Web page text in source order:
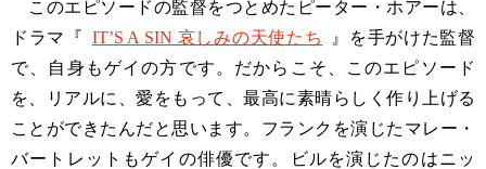
このエピソードの監督をつとめたピーター・ホアーは、
ドラマ『 IT’S A SIN 哀しみの天使たち
』を手がけた監督
で、自身もゲイの方です。だからこそ、このエピソード
を、リアルに、愛をもって、最高に素晴らしく作り上げる
ことができたんだと思います。フランクを演じたマレー・
バートレットもゲイの俳優です。ビルを演じたのはニッ